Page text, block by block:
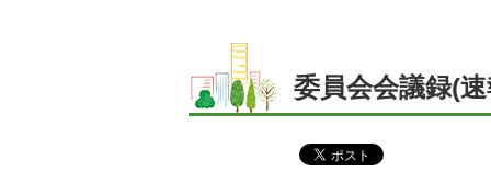
委員会会議録(